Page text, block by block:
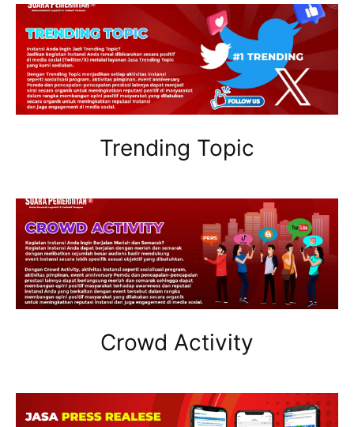
Trending Topic
Crowd Activity